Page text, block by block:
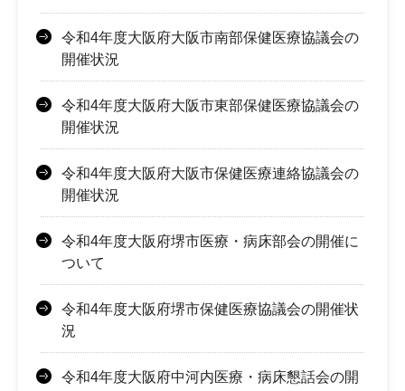
令和4年度大阪府大阪市南部保健医療協議会の
開催状況
令和4年度大阪府大阪市東部保健医療協議会の
開催状況
令和4年度大阪府大阪市保健医療連絡協議会の
開催状況
令和4年度大阪府堺市医療・病床部会の開催に
ついて
令和4年度大阪府堺市保健医療協議会の開催状
況
令和4年度大阪府中河内医療・病床懇話会の開